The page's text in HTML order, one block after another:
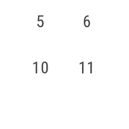
5 6
10 11